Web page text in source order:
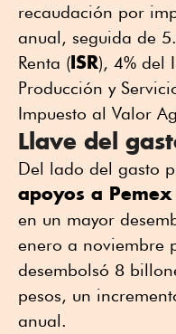
recaudación por
anual, seguida de
Renta (ISR), 4% del
Producción y
Impuesto al Valor
Llave del
Del lado del gasto
apoyos a Pemex
en un mayor
enero a noviembre
desembolsó 8
pesos, un
anual.